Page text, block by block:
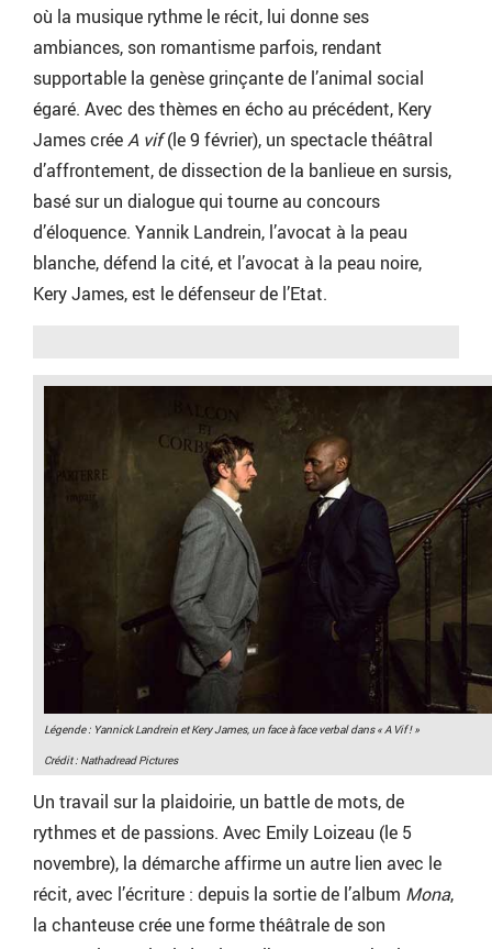
où la musique rythme le récit, lui donne ses
ambiances, son romantisme parfois, rendant
supportable la genèse grinçante de l’animal social
égaré. Avec des thèmes en écho au précédent, Kery
James créeA vif(le 9 février), un spectacle théâtral
d’affrontement, de dissection de la banlieue en sursis,
basé sur un dialogue qui tourne au concours
d’éloquence. Yannik Landrein, l’avocat à la peau
blanche, défend la cité, et l’avocat à la peau noire,
Kery James, est le défenseur de l’Etat.
Légende : Yannick Landrein et Kery James, un face à face verbal dans « A Vif ! »
Crédit : Nathadread Pictures
Un travail sur la plaidoirie, un battle de mots, de
rythmes et de passions. Avec Emily Loizeau (le 5
novembre), la démarche affirme un autre lien avec le
récit, avec l’écriture : depuis la sortie de l’album Mona,
la chanteuse crée une forme théâtrale de son